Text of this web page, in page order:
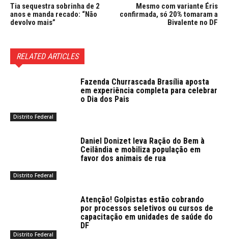
Tia sequestra sobrinha de 2
anos e manda recado: “Não
devolvo mais”
Mesmo com variante Éris
confirmada, só 20% tomaram a
Bivalente no DF
RELATED ARTICLES
Distrito Federal
Fazenda Churrascada Brasília aposta
em experiência completa para celebrar
o Dia dos Pais
Distrito Federal
Daniel Donizet leva Ração do Bem à
Ceilândia e mobiliza população em
favor dos animais de rua
Distrito Federal
Atenção! Golpistas estão cobrando
por processos seletivos ou cursos de
capacitação em unidades de saúde do
DF